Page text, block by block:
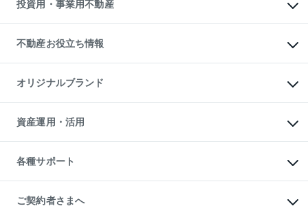
English 繁体中文簡体中文
売却ガイド
賃貸管理プラン
リロケーションについて
貸すガイド
投資用・事業用不動産
事業用不動産
マンション投資
投資用マンション
アパート経営
収益物件
ビル購入（ビル一棟）
投資用不動産の売却査定
事業用不動産の売却査定
不動産お役立ち情報
マンションライブラリー
人気マンションランキング
暮らしに役立つ不動産メディア
不動産相場・不動産価格情報
不動産コラム・ニュース
不動産用語集
不動産なんでもネット相談室
住まいの税金
オリジナルブランド
一棟リノベーションマンション
L`GENTE（ルジェンテ）
区分リノベーションマンション
投資用一棟レジデンスWELL
不動産小口投資
LEGACIA（レガシア）
資産運用・活用
不動産M&A
アセットマネジメント・出資
各種サポート
相続サポート
リフォームサポート
ご契約者さまへ